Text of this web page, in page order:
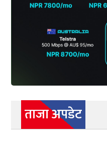
ताजा अपडेट